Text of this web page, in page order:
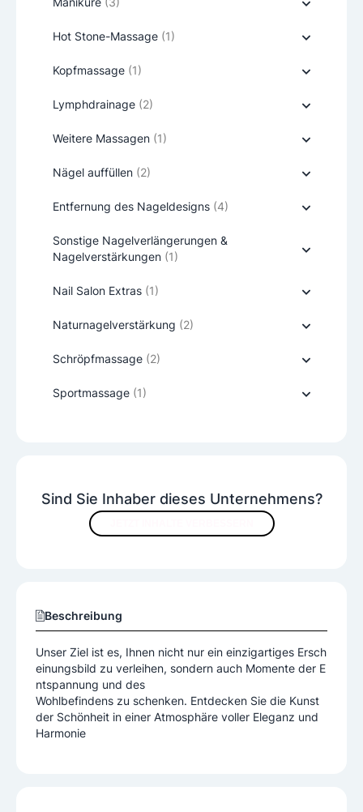
Hot Stone-Massage (1)
Kopfmassage (1)
Lymphdrainage (2)
Weitere Massagen (1)
Nägel auffüllen (2)
Entfernung des Nageldesigns (4)
Sonstige Nagelverlängerungen &
Nagelverstärkungen (1)
Nail Salon Extras (1)
Naturnagelverstärkung (2)
Schröpfmassage (2)
Sportmassage (1)
Sind Sie Inhaber dieses Unternehmens?
Beschreibung
Unser Ziel ist es, Ihnen nicht nur ein einzigartiges Ersch
einungsbild zu verleihen, sondern auch Momente der E
ntspannung und des
Wohlbefindens zu schenken. Entdecken Sie die Kunst
der Schönheit in einer Atmosphäre voller Eleganz und
Harmonie